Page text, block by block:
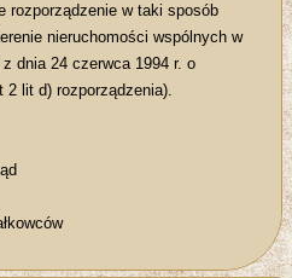
rozporządzenie w taki sposób
nieruchomości wspólnych w
dnia 24 czerwca 1994 r. o
2 lit d) rozporządzenia).
r.